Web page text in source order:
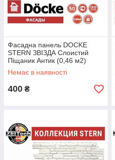
Фасадна панель DOCKE
STERN ЗВІЗДА Слоистий
Піщаник Антик (0,46 м2)
Немає в наявності
400 ₴